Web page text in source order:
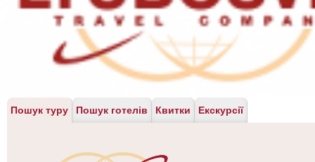
Пошук туру Пошук готелів Квитки Екскурсії